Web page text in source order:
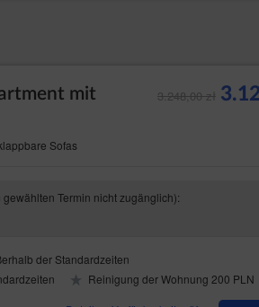
mit
Sofas
3.248,00 zł
gewählten Termin nicht zugänglich):
der Standardzeiten
Reinigung der Wohnung 200 PLN